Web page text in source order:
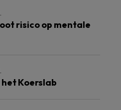
risico op mentale
Koerslab